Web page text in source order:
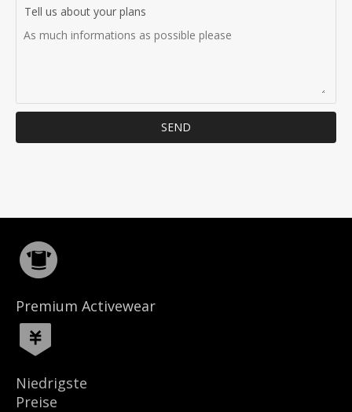
Tell us about your plans
SEND
Premium Activewear
Niedrigste
Preise